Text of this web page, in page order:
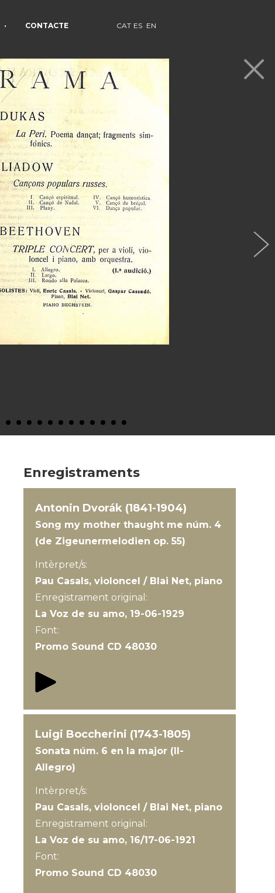
• CONTACTE CAT ES EN
Enregistraments
Antonin Dvorák (1841-1904)
Song my mother thaught me núm. 4
(de Zigeunermelodien op. 55)
Intèrpret/s:
Pau Casals, violoncel / Blai Net, piano
Enregistrament original:
La Voz de su amo, 19-06-1929
Font:
Promo Sound CD 48030
Luigi Boccherini (1743-1805)
Sonata núm. 6 en la major (II-
Allegro)
Intèrpret/s:
Pau Casals, violoncel / Blai Net, piano
Enregistrament original:
La Voz de su amo, 16/17-06-1921
Font:
Promo Sound CD 48030